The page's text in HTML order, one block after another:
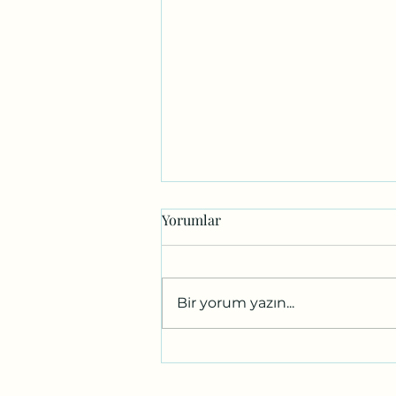
Kundalini Yoga Nedir ve
Yorumlar
Bir yorum yazın...